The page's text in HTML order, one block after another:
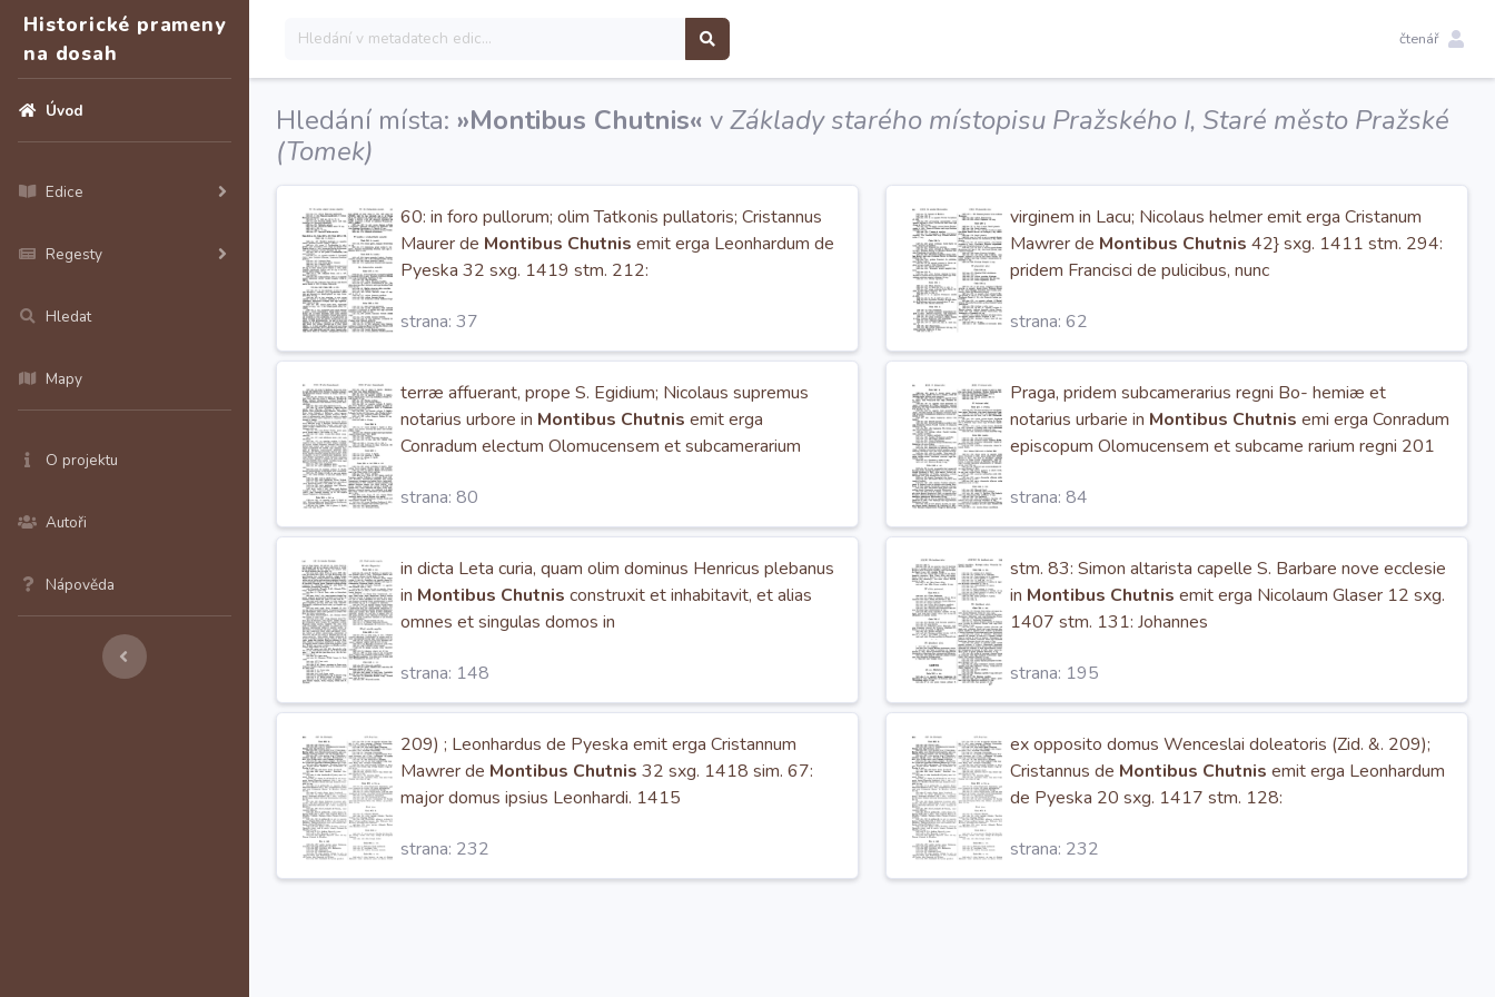
Historické prameny
na dosah
Úvod
Edice
Regesty
Hledat
Mapy
O projektu
Autoři
Nápověda
čtenář
Hledání místa: »Montibus Chutnis« vZáklady starého místopisu Pražského I, Staré město Pražské
(Tomek)
60: in foro pullorum; olim Tatkonis pullatoris; Cristannus
Maurer de Montibus Chutnis emit erga Leonhardum de
Pyeska 32 sxg. 1419 stm. 212:
strana: 37
virginem in Lacu; Nicolaus helmer emit erga Cristanum
Mawrer de Montibus Chutnis 42} sxg. 1411 stm. 294:
pridem Francisci de pulicibus, nunc
strana: 62
terræ affuerant, prope S. Egidium; Nicolaus supremus
notarius urbore in Montibus Chutnis emit erga
Conradum electum Olomucensem et subcamerarium
strana: 80
Praga, pridem subcamerarius regni Bo- hemiæ et
notarius urbarie in Montibus Chutnis emi erga Conradum
episcopum Olomucensem et subcame rarium regni 201
strana: 84
in dicta Leta curia, quam olim dominus Henricus plebanus
in Montibus Chutnis construxit et inhabitavit, et alias
omnes et singulas domos in
strana: 148
stm. 83: Simon altarista capelle S. Barbare nove ecclesie
in Montibus Chutnis emit erga Nicolaum Glaser 12 sxg.
1407 stm. 131: Johannes
strana: 195
209) ; Leonhardus de Pyeska emit erga Cristannum
Mawrer de Montibus Chutnis 32 sxg. 1418 sim. 67:
major domus ipsius Leonhardi. 1415
strana: 232
ex opposito domus Wenceslai doleatoris (Zid. &. 209);
Cristannus de Montibus Chutnis emit erga Leonhardum
de Pyeska 20 sxg. 1417 stm. 128:
strana: 232